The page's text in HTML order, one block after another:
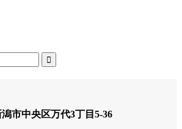
市中央区万代3丁目5-36